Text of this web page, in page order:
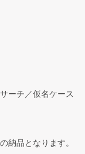
ーチ／仮名ケース
納品となります。